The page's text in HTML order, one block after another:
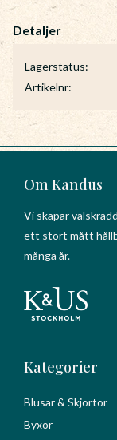
Lagerstatus
Artikelnr
Om Kandus
Vi skapar
ett stort mått
många år.
Kategorier
Blusar & Skjortor
Byxor